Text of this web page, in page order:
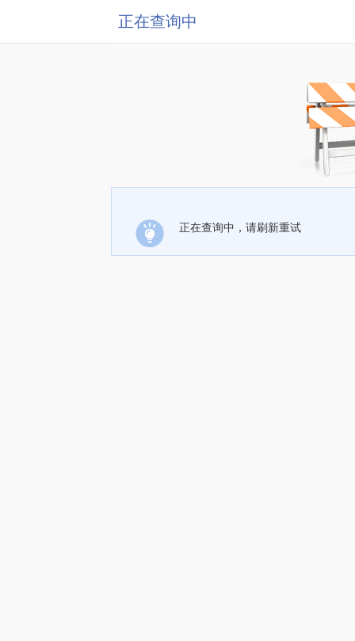
正在查询中
正在查询中，请刷新重试